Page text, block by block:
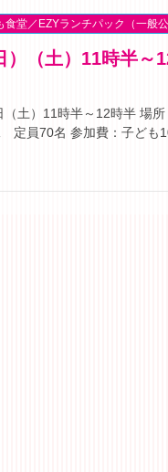
堂／EZYランチパック（一般公
土）11時半～12時半 場
定員70名 参加費：子ども